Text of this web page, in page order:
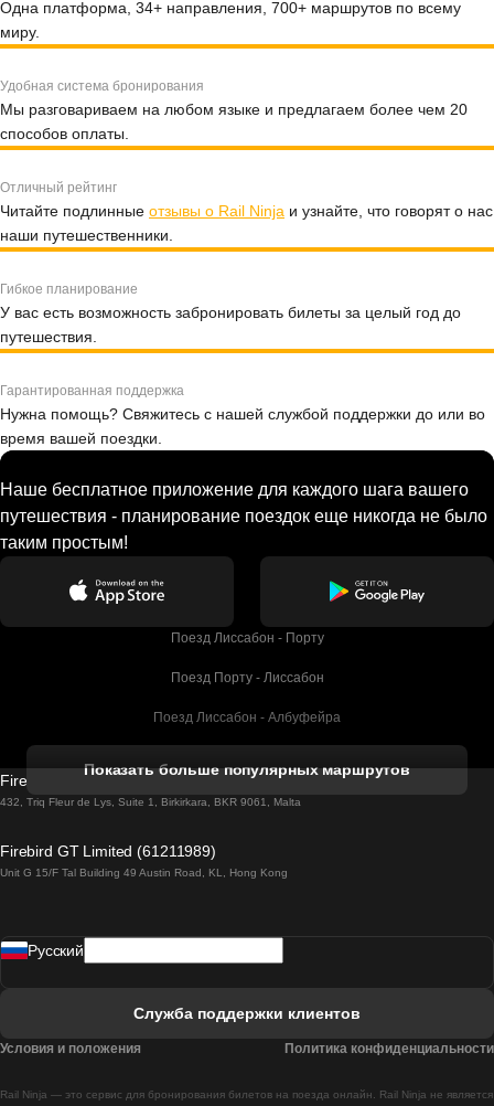
Одна платформа, 34+ направления, 700+ маршрутов по всему
миру.
Удобная система бронирования
Мы разговариваем на любом языке и предлагаем более чем 20
способов оплаты.
Отличный рейтинг
Читайте подлинные отзывы о Rail Ninja и узнайте, что говорят о нас
наши путешественники.
Гибкое планирование
У вас есть возможность забронировать билеты за целый год до
путешествия.
Гарантированная поддержка
Нужна помощь? Свяжитесь с нашей службой поддержки до или во
время вашей поездки.
Наше бесплатное приложение для каждого шага вашего
путешествия - планирование поездок еще никогда не было
таким простым!
Поезд Лиссабон - Порту
Поезд Порту - Лиссабон
Поезд Лиссабон - Албуфейра
Поезд Лиссабон - Лагос
Поезд Лиссабон - Мадрид
Показать больше популярных маршрутов
Firebird GT Limited (OC 1451)
432, Triq Fleur de Lys, Suite 1, Birkirkara, BKR 9061, Malta
Firebird GT Limited (61211989)
Unit G 15/F Tal Building 49 Austin Road, KL, Hong Kong
Rail Ninja — это сервис для бронирования билетов на поезда онлайн. Rail Ninja не является
Pусский
Служба поддержки клиентов
Условия и положения Политика конфиденциальности